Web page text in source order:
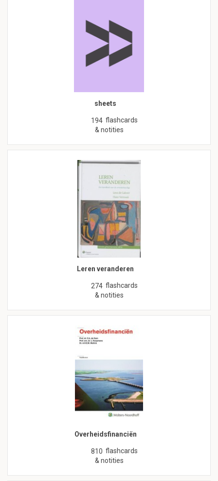
sheets
194 flashcards
& notities
Leren veranderen
274 flashcards
& notities
Overheidsfinanciën
810 flashcards
& notities